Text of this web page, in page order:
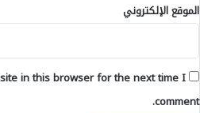
الموقع الإلكتروني
in this browser for the next time I
comment.